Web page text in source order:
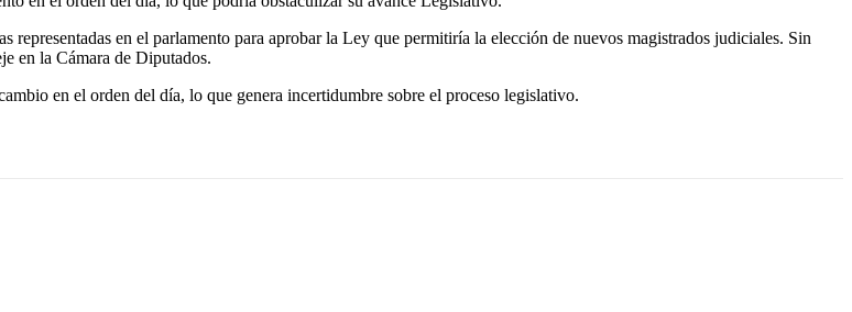
en el parlamento para aprobar la Ley que permitiría la elección de nuevos magistrados judiciales. Sin
en la Cámara de Diputados.
en el orden del día, lo que genera incertidumbre sobre el proceso legislativo.